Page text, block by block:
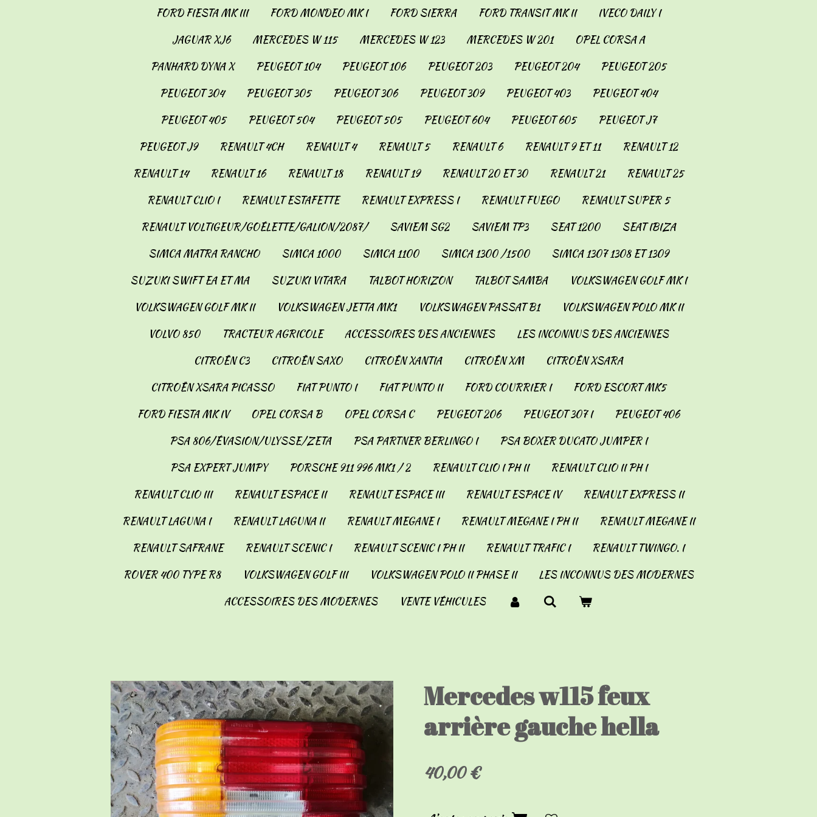
FORD FIESTA MK III
FORD MONDEO MK I FORD SIERRA FORD TRANSIT MK II
IVECO DAILY I
JAGUAR XJ6
MERCEDES W 115 MERCEDES W 123 MERCEDES W 201
OPEL CORSA A
PANHARD DYNA X
PEUGEOT 104 PEUGEOT 106 PEUGEOT 203 PEUGEOT 204
PEUGEOT 205
PEUGEOT 304
PEUGEOT 305 PEUGEOT 306 PEUGEOT 309 PEUGEOT 403
PEUGEOT 404
PEUGEOT 405
PEUGEOT 504 PEUGEOT 505 PEUGEOT 604 PEUGEOT 605
PEUGEOT J7
PEUGEOT J9
RENAULT 4CH RENAULT 4 RENAULT 5 RENAULT 6 RENAULT 9 ET 11
RENAULT 12
RENAULT 14
RENAULT 16 RENAULT 18 RENAULT 19 RENAULT 20 ET 30 RENAULT 21
RENAULT 25
RENAULT CLIO I
RENAULT ESTAFETTE RENAULT EXPRESS I RENAULT FUEGO
RENAULT SUPER 5
RENAULT VOLTIGEUR/GOÉLETTE/GALION/2087/
SAVIEM SG2 SAVIEM TP3 SEAT 1200
SEAT IBIZA
SIMCA MATRA RANCHO
SIMCA 1000 SIMCA 1100 SIMCA 1300 /1500
SIMCA 1307 1308 ET 1309
SUZUKI SWIFT EA ET MA
SUZUKI VITARA TALBOT HORIZON TALBOT SAMBA
VOLKSWAGEN GOLF MK I
VOLKSWAGEN GOLF MK II
VOLKSWAGEN JETTA MK1 VOLKSWAGEN PASSAT B1
VOLKSWAGEN POLO MK II
VOLVO 850
TRACTEUR AGRICOLE ACCESSOIRES DES ANCIENNES
LES INCONNUS DES ANCIENNES
CITROËN C3
CITROËN SAXO CITROËN XANTIA CITROËN XM
CITROËN XSARA
CITROËN XSARA PICASSO
FIAT PUNTO I FIAT PUNTO II FORD COURRIER I
FORD ESCORT MK5
FORD FIESTA MK IV
OPEL CORSA B OPEL CORSA C PEUGEOT 206 PEUGEOT 307 I
PEUGEOT 406
PSA 806/ÉVASION/ULYSSE/ZETA
PSA PARTNER BERLINGO I
PSA BOXER DUCATO JUMPER I
PSA EXPERT JUMPY
PORSCHE 911 996 MK1 / 2 RENAULT CLIO I PH II
RENAULT CLIO II PH I
RENAULT CLIO III
RENAULT ESPACE II RENAULT ESPACE III RENAULT ESPACE IV
RENAULT EXPRESS II
RENAULT LAGUNA I
RENAULT LAGUNA II RENAULT MEGANE I RENAULT MEGANE I PH II
RENAULT MEGANE II
RENAULT SAFRANE
RENAULT SCENIC I RENAULT SCENIC I PH II RENAULT TRAFIC I
RENAULT TWINGO. I
ROVER 400 TYPE R8
VOLKSWAGEN GOLF III VOLKSWAGEN POLO II PHASE II
LES INCONNUS DES MODERNES
ACCESSOIRES DES MODERNES
VENTE VÉHICULES
Mercedes w115 feux
arrière gauche hella
40,00 €